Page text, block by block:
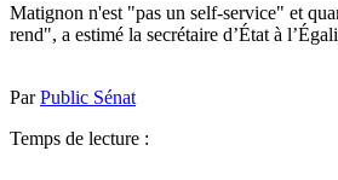
Matignon n'est "pas un self-service" et
rend", a estimé la secrétaire d’État à
ParPublic Sénat
Temps de lecture :